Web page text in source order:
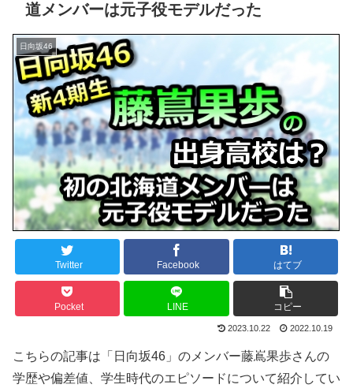
道メンバーは元子役モデルだった
日向坂46
Twitter Facebook はてブ
Pocket LINE コピー
2023.10.22 2022.10.19
こちらの記事は「日向坂46」のメンバー藤嶌果歩さんの
学歴や偏差値、学生時代のエピソードについて紹介してい